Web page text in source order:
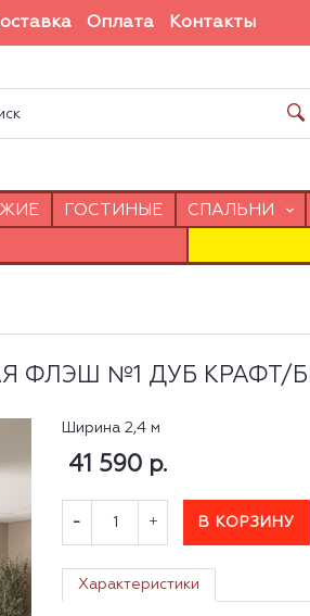
Оплата Контакты
ГОСТИНЫЕ СПАЛЬНИ
ФЛЭШ №1 ДУБ КРАФТ/
Ширина 2,4 м
41 590 р.
В КОРЗИНУ
Характеристики